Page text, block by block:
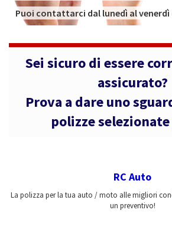
Puoi contattarci dal lunedì al venerdì
Sei sicuro di essere
assicurato?
Prova a dare uno
polizze
RC Auto
La polizza per la tua auto / moto alle migliori
un preventivo!